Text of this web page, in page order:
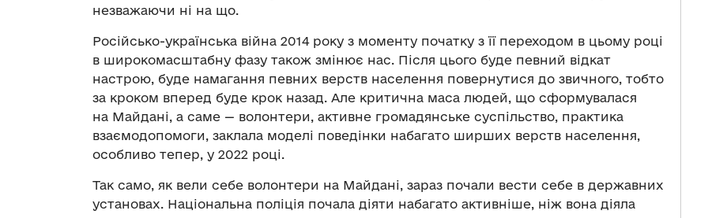
незважаючи ні на що.
Російсько-українська війна 2014 року з моменту початку з її переходом в цьому році
в широкомасштабну фазу також змінює нас. Після цього буде певний відкат
настрою, буде намагання певних верств населення повернутися до звичного, тобто
за кроком вперед буде крок назад. Але критична маса людей, що сформувалася
на Майдані, а саме — волонтери, активне громадянське суспільство, практика
взаємодопомоги, заклала моделі поведінки набагато ширших верств населення,
особливо тепер, у 2022 році.
Так само, як вели себе волонтери на Майдані, зараз почали вести себе в державних
установах. Національна поліція почала діяти набагато активніше, ніж вона діяла